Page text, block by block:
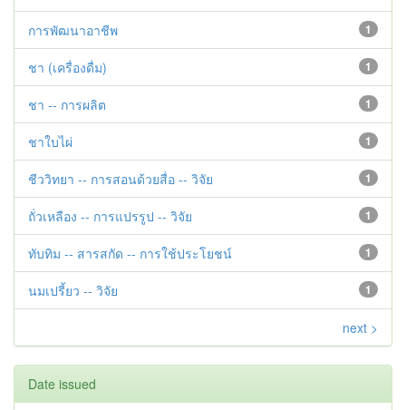
1
การพัฒนาอาชีพ
1
ชา (เครื่องดื่ม)
1
ชา -- การผลิต
1
ชาใบไผ่
1
ชีววิทยา -- การสอนด้วยสื่อ -- วิจัย
1
ถั่วเหลือง -- การแปรรูป -- วิจัย
1
ทับทิม -- สารสกัด -- การใช้ประโยชน์
1
นมเปรี้ยว -- วิจัย
next >
Date issued